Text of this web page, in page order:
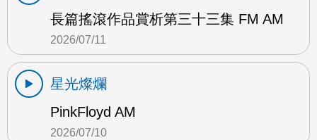
長篇搖滾作品賞析第三十三集 FM AM
2026/07/11
星光燦爛
PinkFloyd AM
2026/07/10